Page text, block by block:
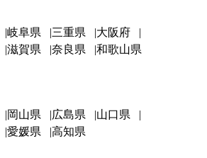
岐阜県 三重県
大阪府
滋賀県 奈良県 和歌山県
岡山県 広島県
山口県
愛媛県 高知県